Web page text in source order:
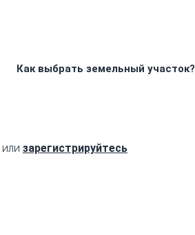
Как выбрать земельный участок?
или зарегистрируйтесь